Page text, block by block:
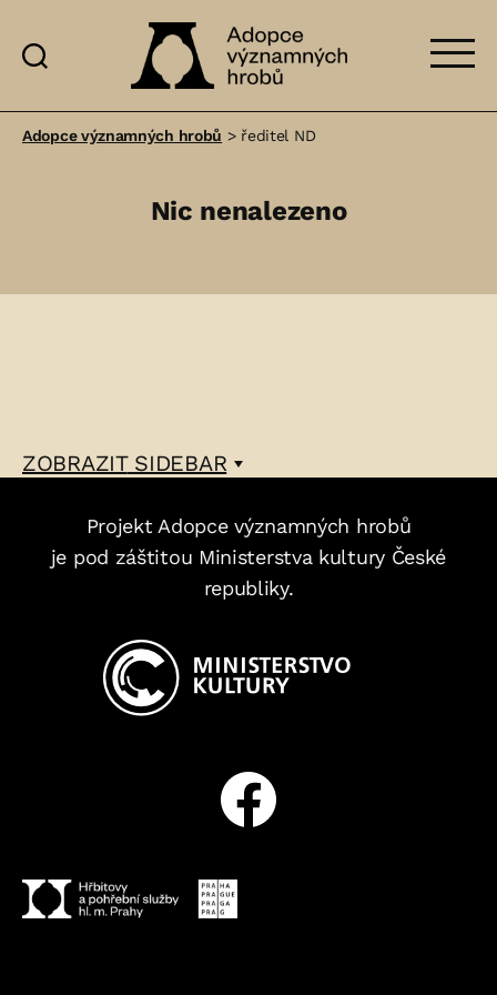
významných
Adopce významných hrobů > ředitel ND
Nic nenalezeno
ZOBRAZITSIDEBAR
Projekt Adopce významných hrobů
je pod záštitou Ministerstva kultury České
republiky.
Facebook